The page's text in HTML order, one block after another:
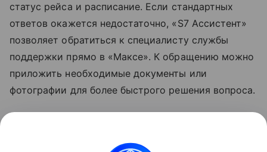
статус рейса и расписание. Если стандартных
ответов окажется недостаточно, «S7 Ассистент»
позволяет обратиться к специалисту службы
поддержки прямо в «Максе». К обращению можно
приложить необходимые документы или
фотографии для более быстрого решения вопроса.